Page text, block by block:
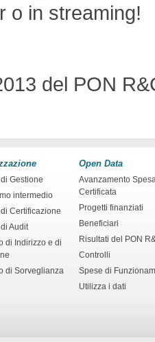
o in streaming!
del PON
Gestione
intermedio
Certificazione
Audit
di Indirizzo e di
di Sorveglianza
Open Data
Avanzamento
Certificata
Progetti finanziati
Beneficiari
Risultati del PON
Controlli
Spese di
Utilizza i dati